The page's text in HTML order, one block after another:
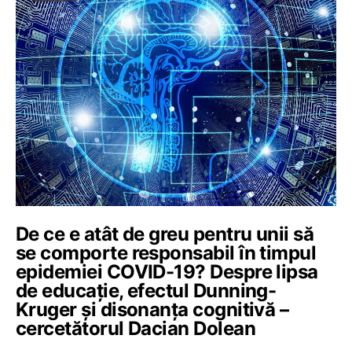
De ce e atât de greu pentru unii să
se comporte responsabil în timpul
epidemiei COVID-19? Despre lipsa
de educație, efectul Dunning-
Kruger și disonanța cognitivă –
cercetătorul Dacian Dolean